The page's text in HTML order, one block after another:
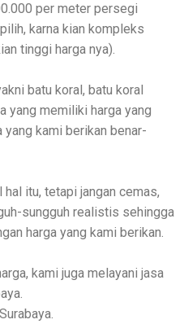
per meter persegi
karna kian kompleks
tinggi harga nya).
batu koral, batu koral
yang memiliki harga yang
kami berikan benar-
hal itu, tetapi jangan cemas,
sungguh realistis sehingga
harga yang kami berikan.
kami juga melayani jasa